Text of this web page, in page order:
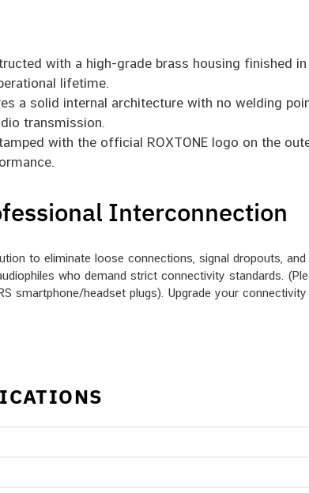
with a high-grade brass housing finished
lifetime.
a solid internal architecture with no welding
transmission.
with the official ROXTONE logo on the
Interconnection
to eliminate loose connections, signal dropouts,
who demand strict connectivity standards.
smartphone/headset plugs). Upgrade your